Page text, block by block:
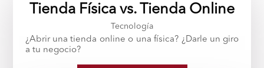
Tienda Física vs. Tienda Online
Tecnología
¿Abrir una tienda online o una física? ¿Darle un giro
a tu negocio?